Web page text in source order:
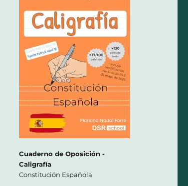
Cuaderno de Oposición -
Caligrafía
Constitución Española